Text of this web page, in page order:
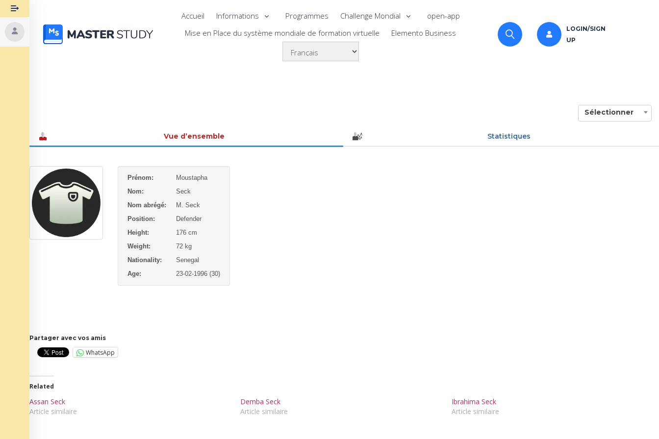
Accueil Informations Programmes Challenge Mondial
open-app
Mise en Place du système mondiale de formation virtuelle
Elemento Business
LOGIN/SIGN
UP
Sélectionner
Vue d’ensemble Statistiques
Prénom:
Moustapha
Nom:
Seck
Nom abrégé:
M. Seck
Position:
Defender
Height:
176 cm
Weight:
72 kg
Nationality:
Senegal
Age:
23-02-1996 (30)
Partager avec vos amis
WhatsApp
Related
Assan Seck
Article similaire
Demba Seck
Article similaire
Ibrahima Seck
Article similaire